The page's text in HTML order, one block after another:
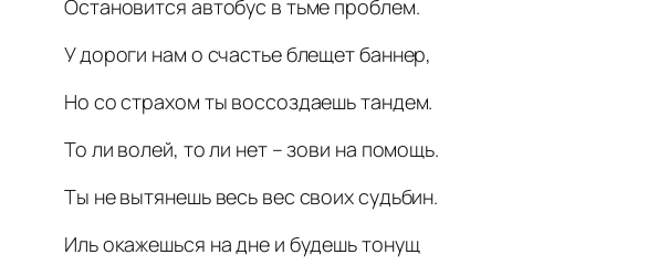
Остановится автобус в тьме проблем.
У дороги нам о счастье блещет баннер,
Но со страхом ты воссоздаешь тандем.
То ли волей, то ли нет – зови на помощь.
Ты не вытянешь весь вес своих судьбин.
Иль окажешься на дне и будешь тонущ